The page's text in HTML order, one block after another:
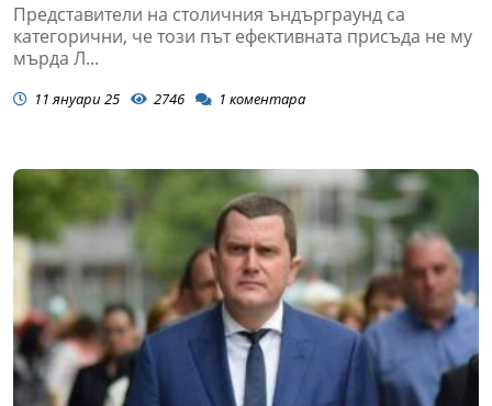
Представители на столичния ъндърграунд са
категорични, че този път ефективната присъда не му
мърда Л...
11 януари 25 2746 1 коментара